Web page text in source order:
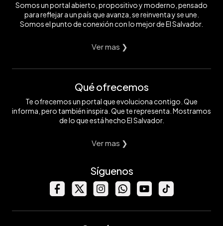
Somos un portal abierto, propositivo y moderno, pensado
para reflejar a un país que avanza, se reinventa y se une.
Somos el punto de conexión con lo mejor de El Salvador.
Ver mas ❯
Qué ofrecemos
Te ofrecemos un portal que evoluciona contigo. Que
informa, pero también inspira. Que te representa. Mostramos
de lo que está hecho El Salvador.
Ver mas ❯
Síguenos